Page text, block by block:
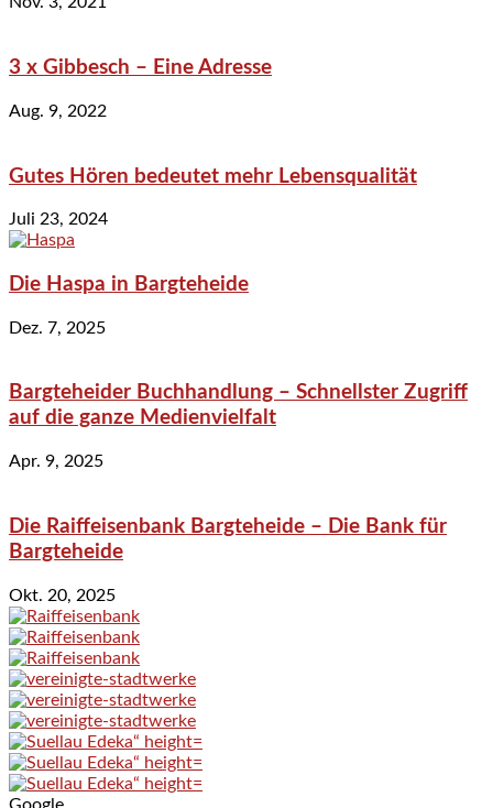
3 x Gibbesch – Eine Adresse
Aug. 9, 2022
Gutes Hören bedeutet mehr Lebensqualität
Juli 23, 2024
Die Haspa in Bargteheide
Dez. 7, 2025
Bargteheider Buchhandlung – Schnellster Zugriff
auf die ganze Medienvielfalt
Apr. 9, 2025
Die Raiffeisenbank Bargteheide – Die Bank für
Bargteheide
Okt. 20, 2025
Google